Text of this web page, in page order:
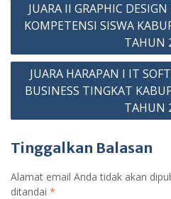
JUARA II GRAPHIC
KOMPETENSI SISWA
TAHUN
JUARA HARAPAN I IT
BUSINESS TINGKAT
TAHUN
Tinggalkan Balasan
Alamat email Anda tidak akan
ditandai *